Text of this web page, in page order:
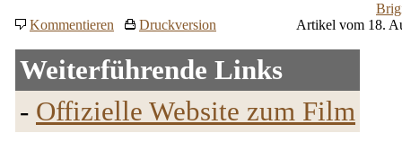
Kommentieren
Druckversion Artikel vom 18.
Weiterführende Links
- Offizielle Website zum Film